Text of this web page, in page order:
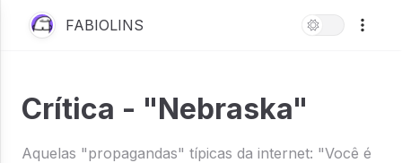
FABIOLINS
Crítica - "Nebraska"
Aquelas "propagandas" típicas da internet: "Você é